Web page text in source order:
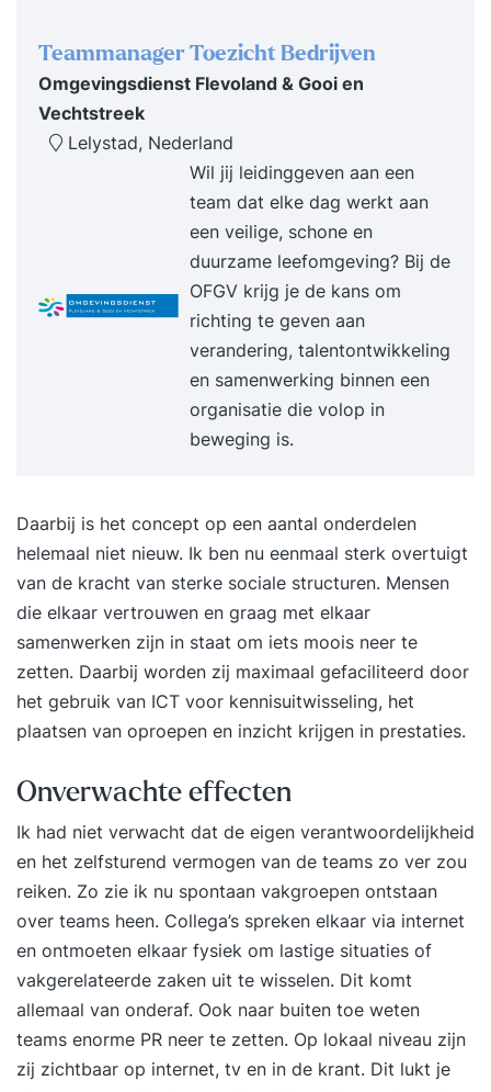
Teammanager Toezicht Bedrijven
Omgevingsdienst Flevoland & Gooi en
Vechtstreek
Lelystad, Nederland
Wil jij leidinggeven aan een
team dat elke dag werkt aan
een veilige, schone en
duurzame leefomgeving? Bij de
OFGV krijg je de kans om
richting te geven aan
verandering, talentontwikkeling
en samenwerking binnen een
organisatie die volop in
beweging is.
Daarbij is het concept op een aantal onderdelen
helemaal niet nieuw. Ik ben nu eenmaal sterk overtuigt
van de kracht van sterke sociale structuren. Mensen
die elkaar vertrouwen en graag met elkaar
samenwerken zijn in staat om iets moois neer te
zetten. Daarbij worden zij maximaal gefaciliteerd door
het gebruik van ICT voor kennisuitwisseling, het
plaatsen van oproepen en inzicht krijgen in prestaties.
Onverwachte effecten
Ik had niet verwacht dat de eigen verantwoordelijkheid
en het zelfsturend vermogen van de teams zo ver zou
reiken. Zo zie ik nu spontaan vakgroepen ontstaan
over teams heen. Collega’s spreken elkaar via internet
en ontmoeten elkaar fysiek om lastige situaties of
vakgerelateerde zaken uit te wisselen. Dit komt
allemaal van onderaf. Ook naar buiten toe weten
teams enorme PR neer te zetten. Op lokaal niveau zijn
zij zichtbaar op internet, tv en in de krant. Dit lukt je